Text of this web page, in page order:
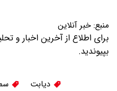
منبع: خبر آنلاین
برای اطلاع از آخرین اخبار و
بپیوندید.
دیابت